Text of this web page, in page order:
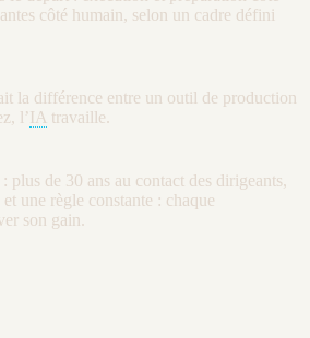
côté humain, selon un cadre défini
la différence entre un outil de production
l’IA travaille.
plus de 30 ans au contact des dirigeants,
une règle constante : chaque
son gain.